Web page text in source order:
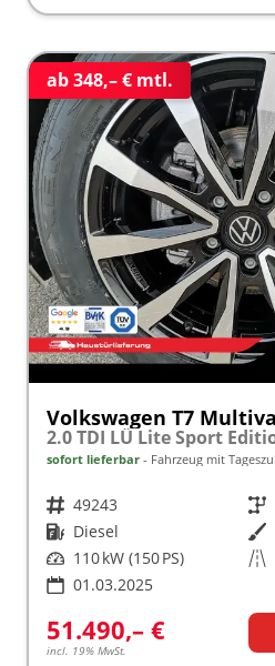
ab 348,– € mtl.
Volkswagen T7
2.0 TDI LÜ Lite Sport
sofort lieferbar Fahrzeug mit
Fahrzeugnr. 49243 Getriebe
Kraftstoff Diesel Außenfarbe
Leistung 110 kW (150 PS) Kilometerstand
01.03.2025
51.490,– €
incl. 19% MwSt.